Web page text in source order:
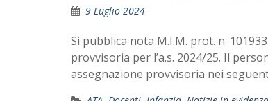
9 Luglio 2024
Si pubblica nota M.I.M. prot. n.
provvisoria per l’a.s. 2024/25. Il
assegnazione provvisoria nei